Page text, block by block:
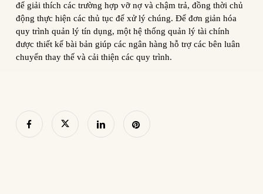
để giải thích các trường hợp vỡ nợ và chậm trả, đồng thời chủ
động thực hiện các thủ tục để xử lý chúng. Để đơn giản hóa
quy trình quản lý tín dụng, một hệ thống quản lý tài chính
được thiết kế bài bản giúp các ngân hàng hỗ trợ các bên luân
chuyển thay thế và cải thiện các quy trình.